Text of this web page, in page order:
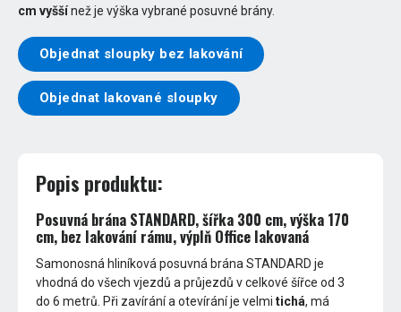
cm vyššínež je výška vybrané posuvné brány.
Objednat sloupky bez lakování
Objednat lakované sloupky
Popis produktu:
Posuvná brána STANDARD, šířka 300 cm, výška 170
cm, bez lakování rámu, výplň Office lakovaná
Samonosná hliníková posuvná brána STANDARD je
vhodná do všech vjezdů a průjezdů v celkové šířce od 3
do 6 metrů. Při zavírání a otevírání je velmitichá, má